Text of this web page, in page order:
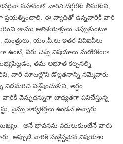
సహనంతో వారిని దగ్గరకు తీసుకుని,
ప్రయత్నించాలి. ఈ వ్యాధితో ఉన్నవారికి వారి
తాము అతిశయోక్తులు చెప్పుకుంటూ
యం.పి.లు ఇతర వివిఐపిలు
ఉంటే, వీరు చెప్పే విషయాలు మరోరకంగా
తమ అభూత కల్పనల్ని
వారి మాటల్లోని డొల్లతనాన్ని నమ్మేవారు
విశ్లేషించుకుని, అర్థం
వెన్నుదన్నుగా బాధ్యతగా పనిచేస్తున్న
సైన్సు కార్యకర్తలు ఉండనే ఉన్నారు.
- అనే భావనను వదులుకుంటేనే వారు
అప్పుడే వారికి సంక్లిష్టమైన విషయాల